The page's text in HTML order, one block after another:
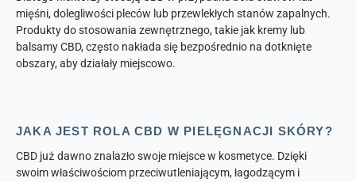
mięśni, dolegliwości pleców lub przewlekłych stanów zapalnych.
Produkty do stosowania zewnętrznego, takie jak kremy lub
balsamy CBD, często nakłada się bezpośrednio na dotknięte
obszary, aby działały miejscowo.
JAKA JEST ROLA CBD W PIELĘGNACJI SKÓRY?
CBD już dawno znalazło swoje miejsce w kosmetyce. Dzięki
swoim właściwościom przeciwutleniającym, łagodzącym i